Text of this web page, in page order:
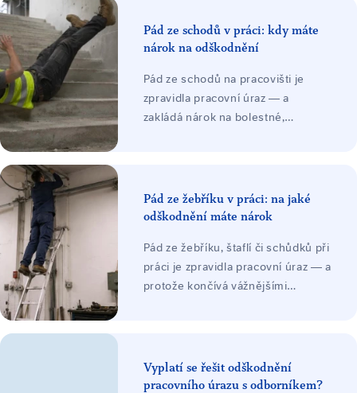
nárazu o povrch. Závažnost
poranění se zpravidla odvíjí v
pádu zaměstnance.
Pád ze schodů v práci: kdy máte
nárok na odškodnění
Pád ze schodů na pracovišti je
zpravidla pracovní úraz — a
zakládá nárok na bolestné,
Odškodnění platí zaměstnavatel ze
svého zákonného pojištění.
Pád ze žebříku v práci: na jaké
odškodnění máte nárok
Pád ze žebříku, štaflí či schůdků při
práci je zpravidla pracovní úraz — a
protože končívá vážnějšími
při trvalých následcích ztížení
společenského uplatnění, často
Vyplatí se řešit odškodnění
pracovního úrazu s odborníkem?